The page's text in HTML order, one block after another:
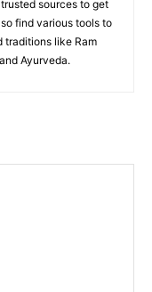
sources to get
find various tools to
like Ram
Ayurveda.